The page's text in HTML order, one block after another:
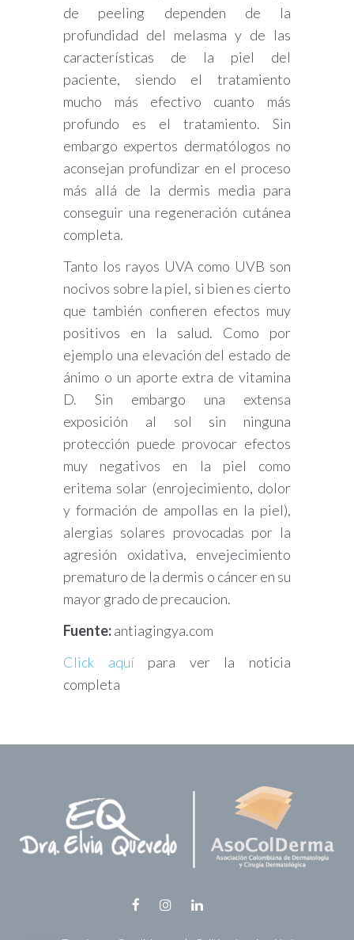
de peeling dependen de la
profundidad del melasma y de las
características de la piel del
paciente, siendo el tratamiento
mucho más efectivo cuanto más
profundo es el tratamiento. Sin
embargo expertos dermatólogos no
aconsejan profundizar en el proceso
más allá de la dermis media para
conseguir una regeneración cutánea
completa.
Tanto los rayos UVA como UVB son
nocivos sobre la piel, si bien es cierto
que también confieren efectos muy
positivos en la salud. Como por
ejemplo una elevación del estado de
ánimo o un aporte extra de vitamina
D. Sin embargo una extensa
exposición al sol sin ninguna
protección puede provocar efectos
muy negativos en la piel como
eritema solar (enrojecimiento, dolor
y formación de ampollas en la piel),
alergias solares provocadas por la
agresión oxidativa, envejecimiento
prematuro de la dermis o cáncer en su
mayor grado de precaucion.
Fuente:antiagingya.com
Click aquípara ver la noticia
completa